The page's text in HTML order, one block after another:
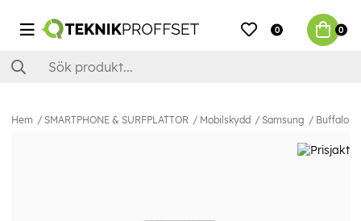
0 0
Hem SMARTPHONE & SURFPLATTOR Mobilskydd Samsung Buffalo